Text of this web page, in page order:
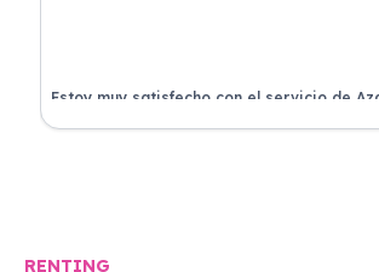
Estoy muy satisfecho con el servicio de
Renting. El coche está en perfectas
RENTING